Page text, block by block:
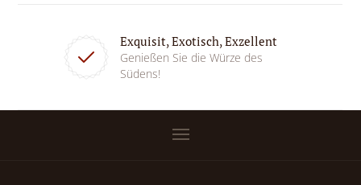
Exquisit, Exotisch, Exzellent
Genießen Sie die Würze des
Südens!